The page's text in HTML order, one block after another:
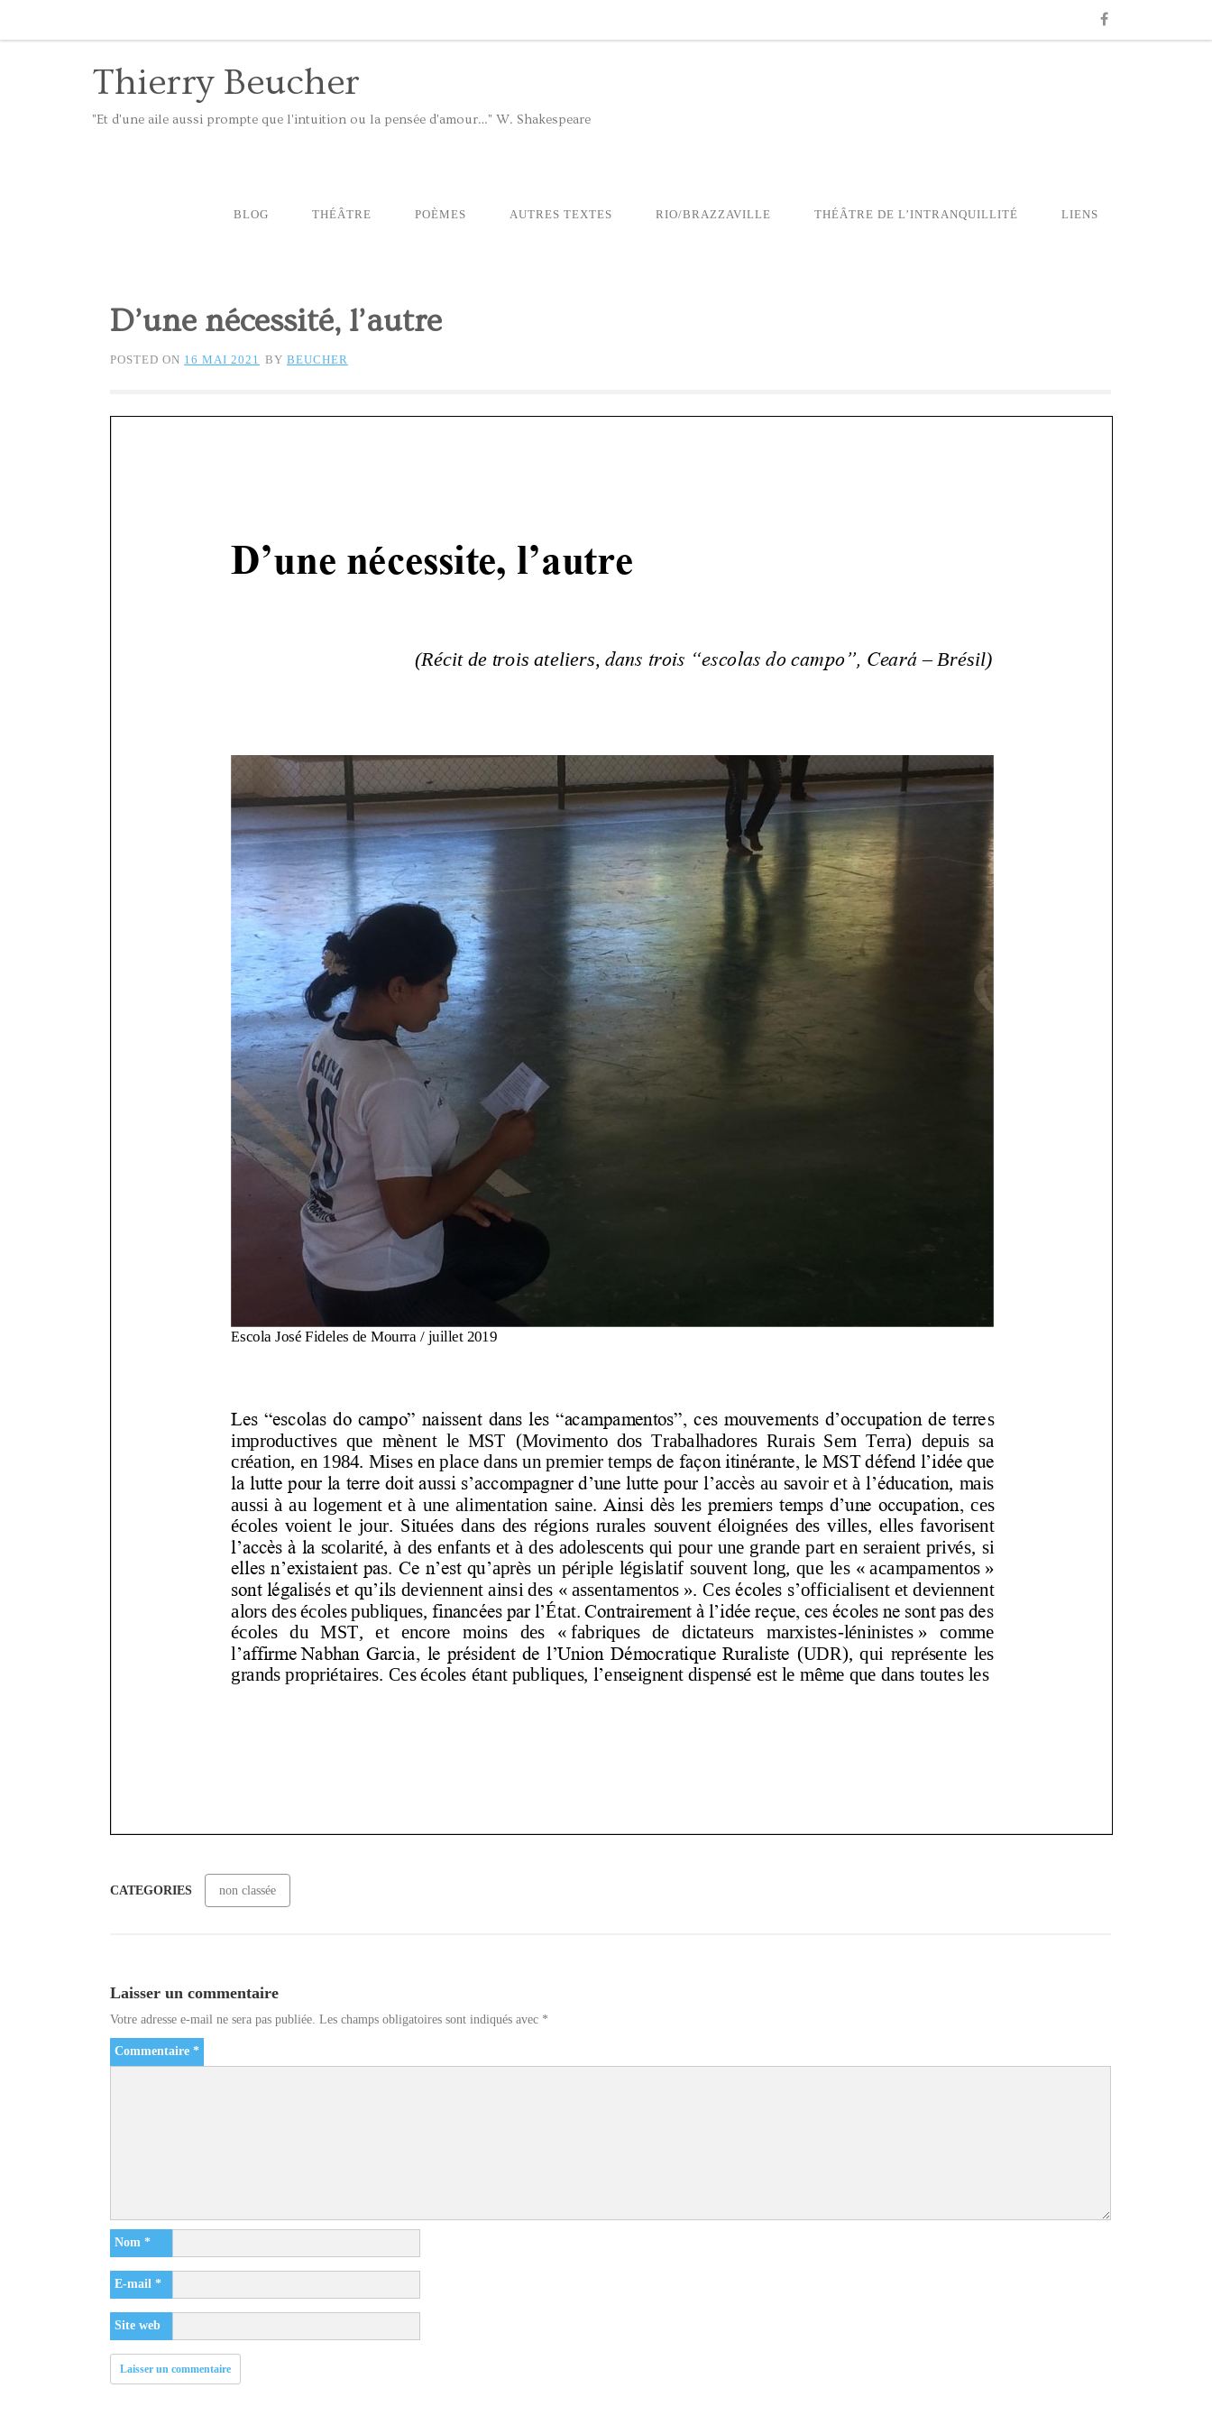
Thierry Beucher
"Et d'une aile aussi prompte que l'intuition ou la pensée d'amour…" W. Shakespeare
BLOG THÉÂTRE POÈMES AUTRES TEXTES RIO/BRAZZAVILLE THÉÂTRE DE L’INTRANQUILLITÉ LIENS
D’une nécessité, l’autre
POSTED ON 16 MAI 2021 BY BEUCHER
CATEGORIES non classée
Laisser un commentaire
Votre adresse e-mail ne sera pas publiée. Les champs obligatoires sont indiqués avec *
Commentaire *
Nom *
E-mail *
Site web